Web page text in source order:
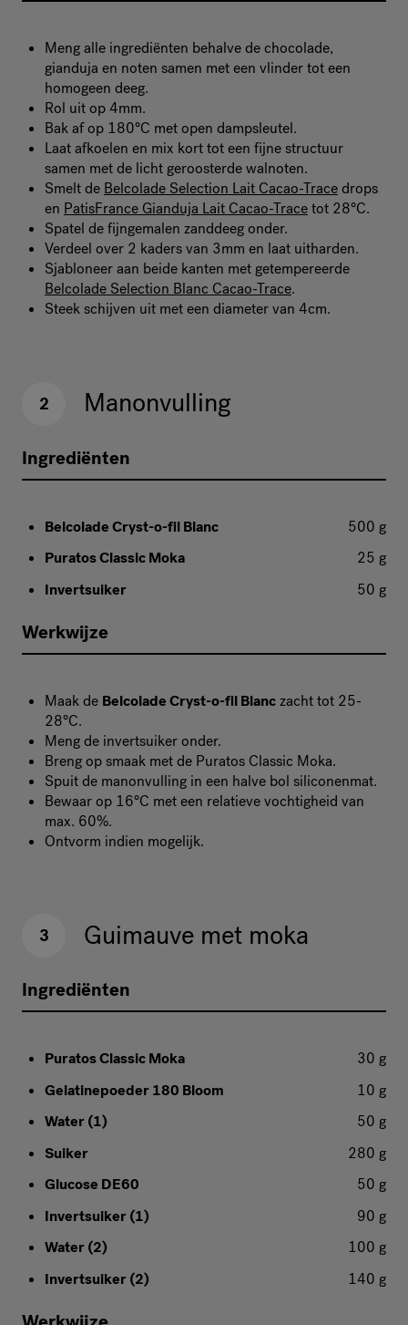
Meng alle ingrediënten behalve de chocolade,
gianduja en noten samen met een vlinder tot een
homogeen deeg.
Rol uit op 4mm.
Bak af op 180°C met open dampsleutel.
Laat afkoelen en mix kort tot een fijne structuur
samen met de licht geroosterde walnoten.
Smelt de Belcolade Selection Lait Cacao-Tracedrops
en PatisFrance Gianduja Lait Cacao-Tracetot 28°C.
Spatel de fijngemalen zanddeeg onder.
Verdeel over 2 kaders van 3mm en laat uitharden.
Sjabloneer aan beide kanten met getempereerde
Belcolade Selection Blanc Cacao-Trace.
Steek schijven uit met een diameter van 4cm.
2 Manonvulling
Ingrediënten
Belcolade Cryst-o-fil Blanc
500 g
Puratos Classic Moka
25 g
Invertsuiker
50 g
Werkwijze
Maak de Belcolade Cryst-o-fil Blanczacht tot 25-
28°C.
Meng de invertsuiker onder.
Breng op smaak met de Puratos Classic Moka.
Spuit de manonvulling in een halve bol siliconenmat.
Bewaar op 16°C met een relatieve vochtigheid van
max. 60%.
Ontvorm indien mogelijk.
3 Guimauve met moka
Ingrediënten
Puratos Classic Moka
30 g
Gelatinepoeder 180 Bloom
10 g
Water (1)
50 g
Suiker
280 g
Glucose DE60
50 g
Invertsuiker (1)
90 g
Water (2)
100 g
Invertsuiker (2)
140 g